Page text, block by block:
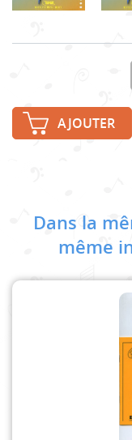
AJOUTER
Dans la
même